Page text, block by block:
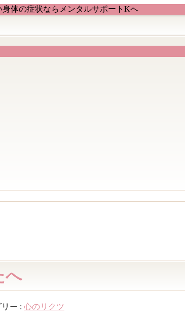
体の症状ならメンタルサポートKへ
へ
ー : 心のリクツ